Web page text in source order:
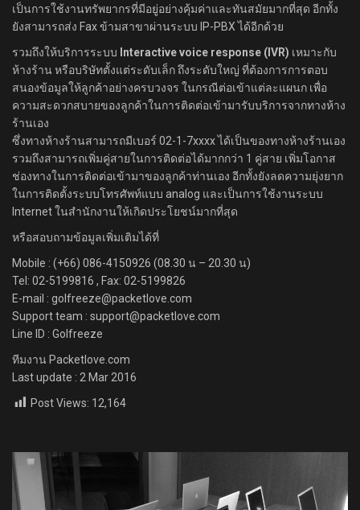
เป็นการใช้งานทรัพยากรที่มีอยู่อย่างคุ้มค่าและทันสมัยมากที่สุด อีกทั้ง
ยังสามารถส่ง Fax ข้ามสาขาผ่านระบบ IP-PBX ได้อีกด้วย
รวมถึงให้บริการระบบ Interactive voice response (IVR) เหมาะกับ
ห้างร้าน หรือบริษัทตั้งแต่ระดับเล็ก ถึงระดับใหญ่ ที่ต้องการการตอบ
สนองข้อมูลให้ลูกค้าอย่างครบวงจร ในกรณีต่อเข้าแต่ละแผนก เพื่อ
ความสะดวกสบายของลูกค้าในการติดต่อเข้ามารับบริการจากทางห้าง
ร้านเอง
ซึ่งทางห้างร้านสามารถมีเบอร์ 02-1-7xxxx ได้เป็นของทางห้างร้านเอง
รวมถึงสามารถเพิ่มคู่สายในการติดต่อได้มากกว่า 1 คู่สาย เพิ่มโอกาส
ช่องทางในการติดต่อเข้ามาของลูกค้าท่านเอง อีกทั้งยังลดความยุ่งยาก
ในการติดตั้งระบบโทรศัพท์แบบ analog และเป็นการใช้งานระบบ
Internet ในสำนักงานให้เกิดประโยชน์มากที่สุด
หรือสอบถามข้อมูลเพิ่มเติมได้ที่
Mobile : (+66) 086-4150926 (08.30 น – 20.30 น)
Tel: 02-5199816 , Fax: 02-5199826
E-mail : golfreeze@packetlove.com
Support team : support@packetlove.com
Line ID : Golfreeze
ทีมงาน Packetlove.com
Last update : 2 Mar 2016
Post Views: 12,164